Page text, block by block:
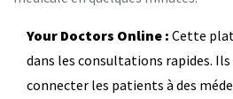
Your Doctors Online : Cette
dans les consultations rapides.
connecter les patients à des